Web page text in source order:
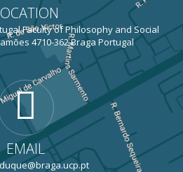
Faculty of Philosophy and Social
4710-362 Braga Portugal
EMAIL